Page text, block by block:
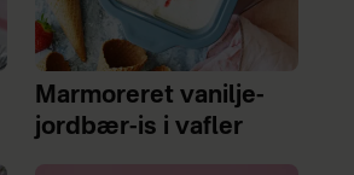
Marmoreret vanilje-
jordbær-is i vafler